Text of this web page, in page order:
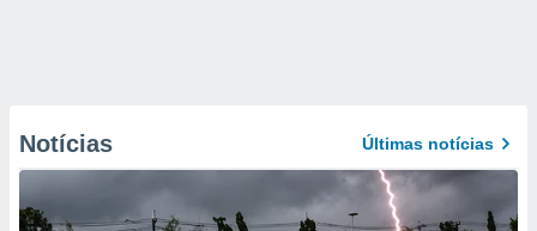
Notícias Últimas notícias